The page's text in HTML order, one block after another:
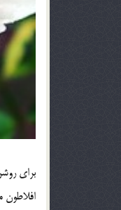
براي
افلاطون